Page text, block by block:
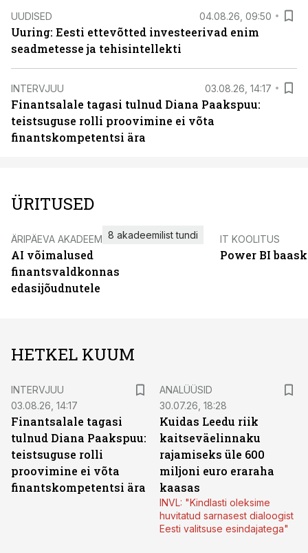
UUDISED 04.08.26, 09:50
Uuring: Eesti ettevõtted investeerivad enim
seadmetesse ja tehisintellekti
INTERVJUU 03.08.26, 14:17
Finantsalale tagasi tulnud Diana Paakspuu:
teistsuguse rolli proovimine ei võta
finantskompetentsi ära
ÜRITUSED
ÄRIPÄEVA AKADEEMIA
AI võimalused
finantsvaldkonnas
edasijõudnutele
8 akadeemilist tundi IT KOOLITUS
Power BI
HETKEL KUUM
INTERVJUU
03.08.26, 14:17
Finantsalale tagasi
tulnud Diana Paakspuu:
teistsuguse rolli
proovimine ei võta
finantskompetentsi ära
ANALÜÜSID
30.07.26, 18:28
Kuidas Leedu riik
kaitseväelinnaku
rajamiseks üle 600
miljoni euro eraraha
kaasas
INVL: "Kindlasti oleksime
huvitatud sarnasest dialoogist
Eesti valitsuse esindajatega"